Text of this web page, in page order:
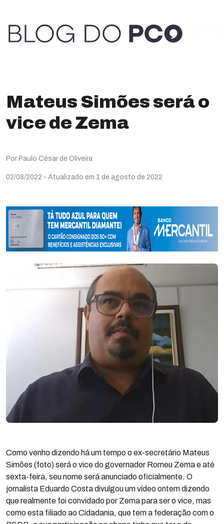
Mateus Simões será o
vice de Zema
Por Paulo César de Oliveira
02/08/2022 - Atualizado em 1 de agosto de 2022
Como venho dizendo há um tempo o ex-secretário Mateus
Simões (foto) será o vice do governador Romeu Zema e até
sexta-feira, seu nome será anunciado oficialmente. O
jornalista Eduardo Costa divulgou um vídeo ontem dizendo
que realmente foi convidado por Zema para ser o vice, mas
como esta filiado ao Cidadania, que tem a federação com o